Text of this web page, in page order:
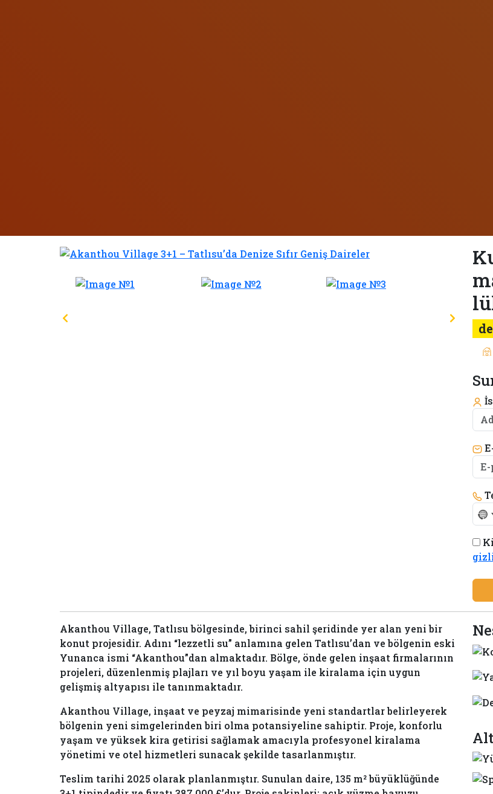
Akanthou Village, Tatlısu bölgesinde, birinci sahil şeridinde yer alan yeni bir
konut projesidir. Adını “lezzetli su” anlamına gelen Tatlısu’dan ve bölgenin eski
Yunanca ismi “Akanthou”dan almaktadır. Bölge, önde gelen inşaat firmalarının
projeleri, düzenlenmiş plajları ve yıl boyu yaşam ile kiralama için uygun
gelişmiş altyapısı ile tanınmaktadır.
Akanthou Village, inşaat ve peyzaj mimarisinde yeni standartlar belirleyerek
bölgenin yeni simgelerinden biri olma potansiyeline sahiptir. Proje, konforlu
yaşam ve yüksek kira getirisi sağlamak amacıyla profesyonel kiralama
yönetimi ve otel hizmetleri sunacak şekilde tasarlanmıştır.
Teslim tarihi 2025 olarak planlanmıştır. Sunulan daire, 135 m² büyüklüğünde